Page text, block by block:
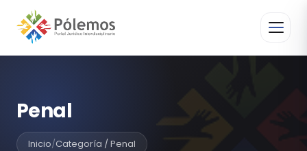
Penal
Inicio/Categoría / Penal